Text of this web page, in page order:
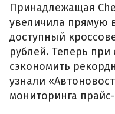
Принадлежащая
увеличила прямую
доступный
рублей. Теперь
сэкономить
узнали
мониторинга